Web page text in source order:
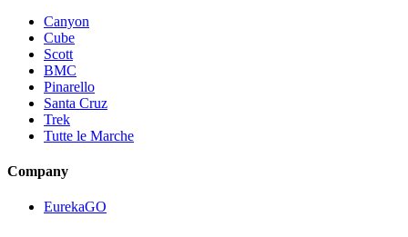
Canyon
Cube
Scott
BMC
Pinarello
Santa Cruz
Trek
Tutte le Marche
Company
EurekaGO